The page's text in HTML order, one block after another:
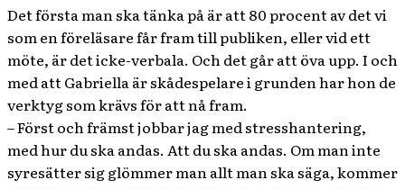
Det första man ska tänka på är att 80 procent av det vi
som en föreläsare får fram till publiken, eller vid ett
möte, är det icke-verbala. Och det går att öva upp. I och
med att Gabriella är skådespelare i grunden har hon de
verktyg som krävs för att nå fram.
– Först och främst jobbar jag med stresshantering,
med hur du ska andas. Att du ska andas. Om man inte
syresätter sig glömmer man allt man ska säga, kommer